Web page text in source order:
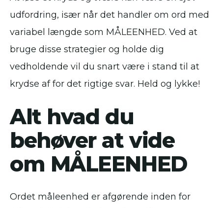
udfordring, især når det handler om ord med
variabel længde som MÅLEENHED. Ved at
bruge disse strategier og holde dig
vedholdende vil du snart være i stand til at
krydse af for det rigtige svar. Held og lykke!
Alt hvad du
behøver at vide
om MÅLEENHED
Ordet måleenhed er afgørende inden for